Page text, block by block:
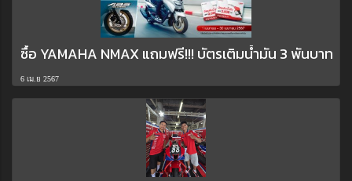
ซื้อ YAMAHA NMAX แถมฟรี!!! บัตรเติมน้ำมัน 3 พันบาท
6 เม.ย 2567